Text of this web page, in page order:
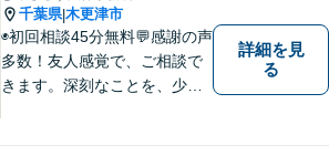
千葉県|木更津市
◉初回相談45分無料💬感謝の声
多数！友人感覚で、ご相談で
きます。深刻なことを、少し
詳細を見
る